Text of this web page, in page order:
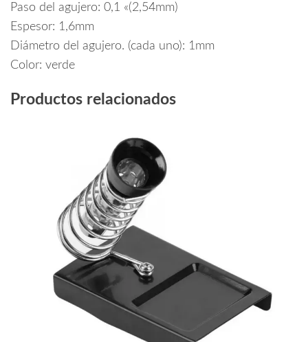
Paso del agujero: 0,1 «(2,54mm)
Espesor: 1,6mm
Diámetro del agujero. (cada uno): 1mm
Color: verde
Productos relacionados